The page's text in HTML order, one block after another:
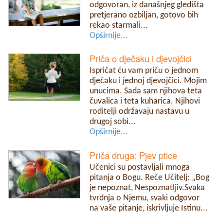
odgovoran, iz današnjeg gledišta
pretjerano ozbiljan, gotovo bih
rekao starmali...
Opširnije...
Priča o dječaku i djevojčici
Ispričat ću vam priču o jednom
dječaku i jednoj djevojčici. Mojim
unucima. Sada sam njihova teta
čuvalica i teta kuharica. Njihovi
roditelji održavaju nastavu u
drugoj sobi...
Opširnije...
Priča druga: Pjev ptice
Učenici su postavljali mnoga
pitanja o Bogu. Reče Učitelj: „Bog
je nepoznat, Nespoznatljiv.Svaka
tvrdnja o Njemu, svaki odgovor
na vaše pitanje, iskrivljuje Istinu...